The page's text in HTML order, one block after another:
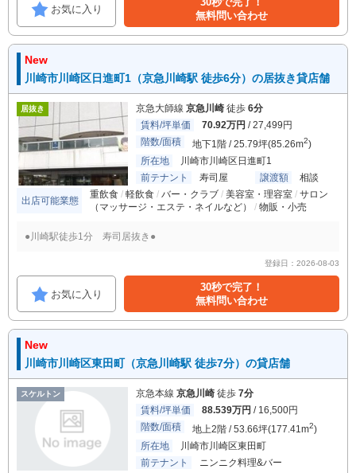
お気に入り
無料問い合わせ
New
川崎市川崎区日進町1（京急川崎駅 徒歩6分）の居抜き貸店舗
居抜き 京急大師線 京急川崎 徒歩 6分
賃料/坪単価
70.92万円 / 27,499円
階数/面積
地下1階 / 25.79坪(85.26m2)
所在地
川崎市川崎区日進町1
前テナント
寿司屋 譲渡額 相談
出店可能業態
重飲食 軽飲食 バー・クラブ 美容室・理容室
サロン
（マッサージ・エステ・ネイルなど）
物販・小売
●川崎駅徒歩1分 寿司居抜き●
登録日：2026-08-03
お気に入り
30秒で完了！
無料問い合わせ
New
川崎市川崎区東田町（京急川崎駅 徒歩7分）の貸店舗
スケルトン 京急本線 京急川崎 徒歩 7分
賃料/坪単価
88.539万円 / 16,500円
階数/面積
地上2階 / 53.66坪(177.41m2)
所在地
川崎市川崎区東田町
前テナント
ニンニク料理&バー